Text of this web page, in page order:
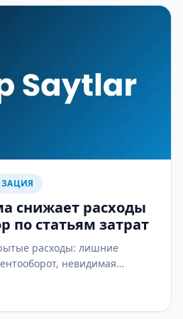
снижает расходы
по статьям затрат
расходы: лишние
невидимая